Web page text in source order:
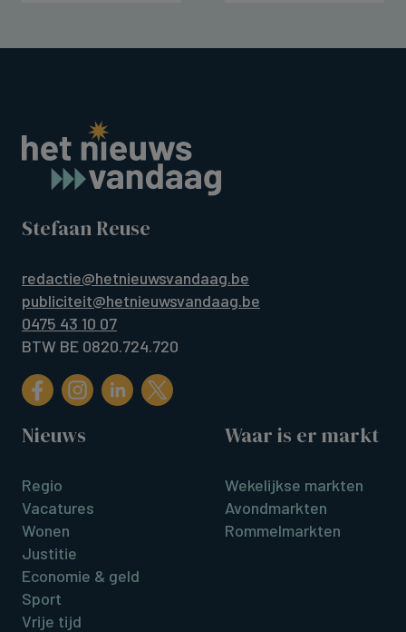
Stefaan Reuse
redactie@hetnieuwsvandaag.be
publiciteit@hetnieuwsvandaag.be
0475 43 10 07
BTW BE 0820.724.720
Nieuws
Regio
Vacatures
Wonen
Justitie
Economie & geld
Sport
Vrije tijd
Waar is er markt
Wekelijkse markten
Avondmarkten
Rommelmarkten